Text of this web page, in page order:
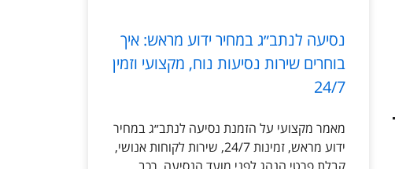
נסיעה לנתב״ג במחיר ידוע מראש: איך
בוחרים שירות נסיעות נוח, מקצועי וזמין
24/7
מאמר מקצועי על הזמנת נסיעה לנתב״ג במחיר
ידוע מראש, זמינות 24/7, שירות לקוחות אנושי,